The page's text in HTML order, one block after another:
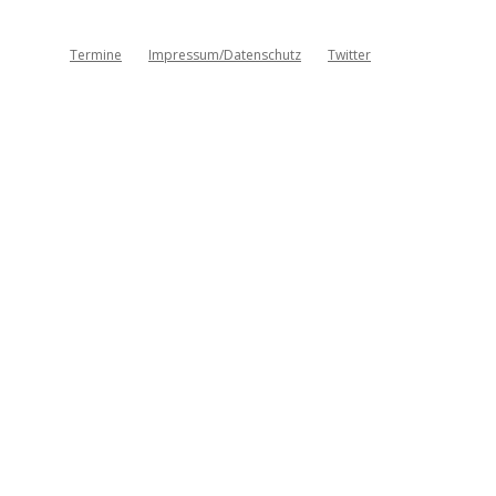
Termine Impressum/Datenschutz Twitter